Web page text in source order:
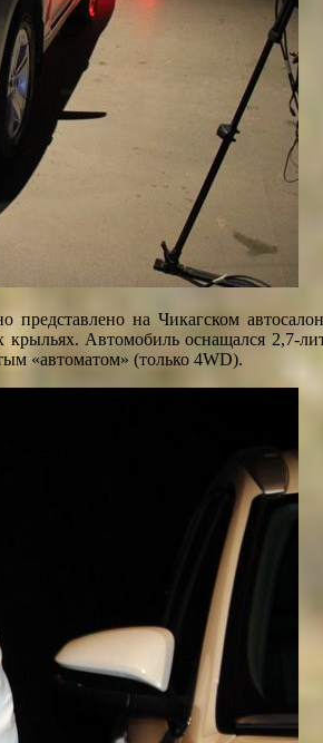
представлено на Чикагском
Автомобиль оснащался 2,7-
«автоматом» (только 4WD).